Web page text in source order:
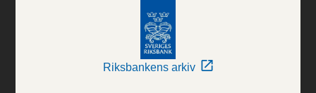
Riksbankens arkiv